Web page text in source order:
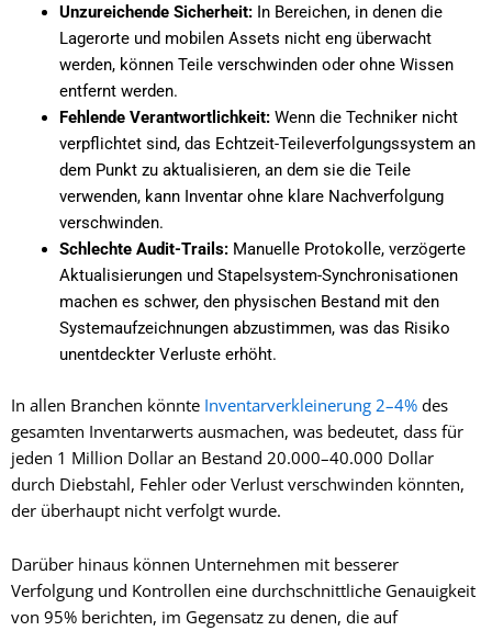
Unzureichende Sicherheit:In Bereichen, in denen die
Lagerorte und mobilen Assets nicht eng überwacht
werden, können Teile verschwinden oder ohne Wissen
entfernt werden.
Fehlende Verantwortlichkeit:Wenn die Techniker nicht
verpflichtet sind, das Echtzeit-Teileverfolgungssystem an
dem Punkt zu aktualisieren, an dem sie die Teile
verwenden, kann Inventar ohne klare Nachverfolgung
verschwinden.
Schlechte Audit-Trails:Manuelle Protokolle, verzögerte
Aktualisierungen und Stapelsystem-Synchronisationen
machen es schwer, den physischen Bestand mit den
Systemaufzeichnungen abzustimmen, was das Risiko
unentdeckter Verluste erhöht.
In allen Branchen könnte Inventarverkleinerung 2–4% des
gesamten Inventarwerts ausmachen, was bedeutet, dass für
jeden 1 Million Dollar an Bestand 20.000–40.000 Dollar
durch Diebstahl, Fehler oder Verlust verschwinden könnten,
der überhaupt nicht verfolgt wurde.
Darüber hinaus können Unternehmen mit besserer
Verfolgung und Kontrollen eine durchschnittliche Genauigkeit
von 95% berichten, im Gegensatz zu denen, die auf